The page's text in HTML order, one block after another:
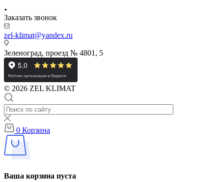
Заказать звонок
zel-klimat@yandex.ru
Зеленоград, проезд № 4801, 5
© 2026 ZEL KLIMAT
0 Корзина
Ваша корзина пуста